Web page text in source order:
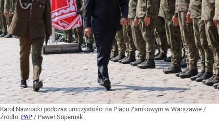
Karol Nawrocki podczas uroczystości na Placu Zamkowym w Warszawie /
Źródło: PAP / Paweł Supernak